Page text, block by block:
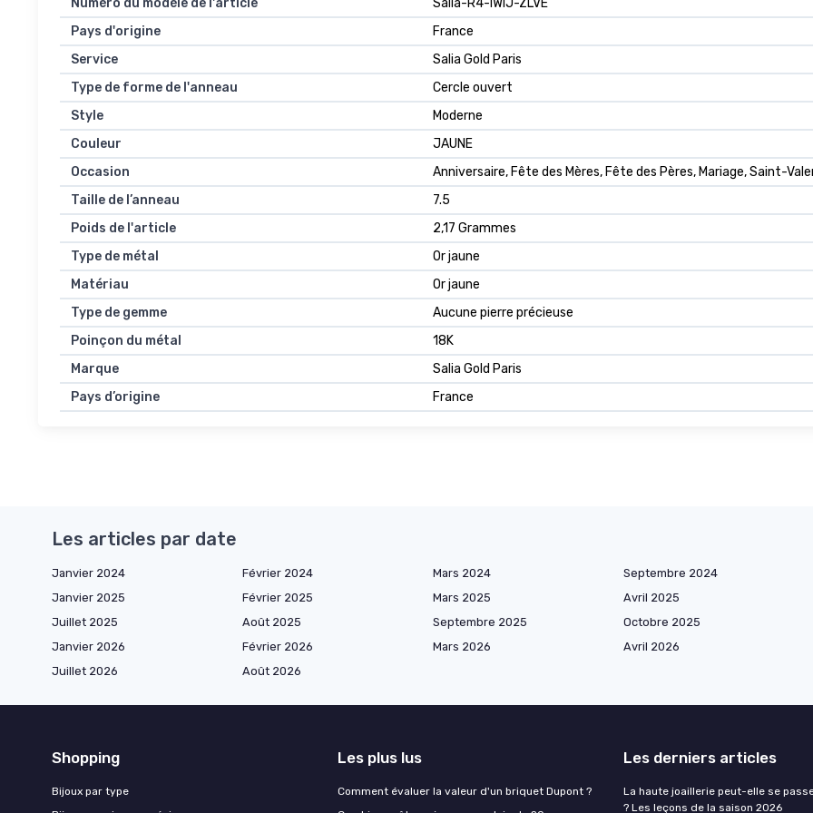
Pays d'origine
France
Service
Salia Gold Paris
Type de forme de l'anneau
Cercle ouvert
Style
Moderne
Couleur
JAUNE
Occasion
Anniversaire, Fête des Mères, Fête des Pères, Mariage, Saint-
Taille de l’anneau
7.5
Poids de l'article
2,17 Grammes
Type de métal
Or jaune
Matériau
Or jaune
Type de gemme
Aucune pierre précieuse
Poinçon du métal
18K
Marque
Salia Gold Paris
Pays d’origine
France
Les articles par date
Janvier 2024 Février 2024 Mars 2024
Septembre 2024
Janvier 2025
Février 2025 Mars 2025
Avril 2025
Juillet 2025
Août 2025 Septembre 2025
Octobre 2025
Janvier 2026
Février 2026 Mars 2026
Avril 2026
Juillet 2026
Août 2026
Shopping
Bijoux par type
Les plus lus
Comment évaluer la valeur d'un briquet Dupont ?
Les derniers articles
La haute joaillerie peut-elle se
? Les leçons de la saison 2026